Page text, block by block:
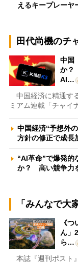
えるキープレー
田代尚機のチ
中国
か？
AI…
中国経済に精通す
ミアム連載「チャイ
中国経済“予想外
方針の修正で成
“AI革命”で爆発的
か？ 高い競争力
「みんなで大
《
ん」
ら…
本誌『週刊ポスト